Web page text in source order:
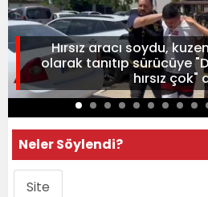
Hırsız aracı soydu,
olarak tanıtıp sürücüye
hırsız çok"
Neler Söylendi?
Site